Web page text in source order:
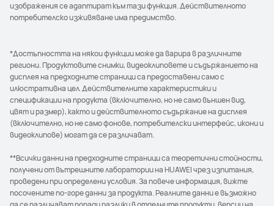
изображения се адаптират към тази функция. Действителното
потребителско изживяване има предимство.
*Достъпността на някои функции може да варира в различните
региони. Продуктовите снимки, видеоклиповете и съдържанието на
дисплея на предходните страници са предоставени само с
илюстративна цел. Действителните характеристики и
спецификации на продукта (включително, но не само външен вид,
цвят и размер), както и действителното съдържание на дисплея
(включително, но не само фонове, потребителски интерфейс, икони и
видеоклипове) могат да се различават.
**Всички данни на предходните страници са теоретични стойности,
получени от вътрешните лаборатории на HUAWEI чрез изпитания,
проведени при определени условия. За повече информация, вижте
посочените по-горе данни за продукта. Реалните данни е възможно